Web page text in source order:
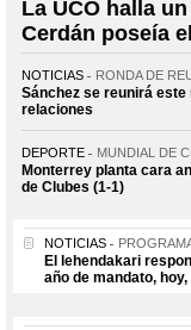
La UCO halla
Cerdán poseía
NOTICIAS RONDA DE
Sánchez se reunirá
relaciones
DEPORTE MUNDIAL DE
Monterrey planta cara
de Clubes (1-1)
NOTICIAS
El lehendakari
año de mandato, hoy,